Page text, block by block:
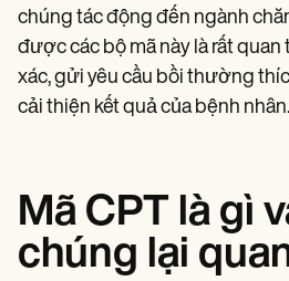
chúng tác động đến ngành
được các bộ mã này là rất quan
xác, gửi yêu cầu bồi thường
cải thiện kết quả của bệnh nhân.
Mã CPT là gì
chúng lại